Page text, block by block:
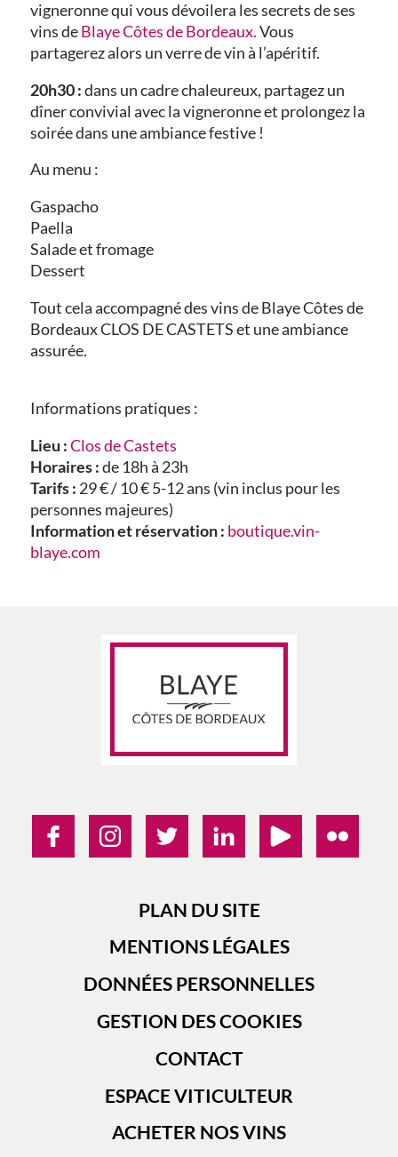
vigneronne qui vous dévoilera les secrets de ses
vins deBlaye Côtes de Bordeaux.Vous
partagerez alors un verre de vin à l’apéritif.
20h30 :dans un cadre chaleureux, partagez un
dîner convivial avec la vigneronne et prolongez la
soirée dans une ambiance festive !
Au menu :
Gaspacho
Paella
Salade et fromage
Dessert
Tout cela accompagné des vins de Blaye Côtes de
Bordeaux CLOS DE CASTETS et une ambiance
assurée.
Informations pratiques :
Lieu :Clos de Castets
Horaires :de 18h à 23h
Tarifs : 29 € / 10 € 5-12 ans (vin inclus pour les
personnes majeures)
Information et réservation : boutique.vin-
blaye.com
PLAN DU SITE
MENTIONS LÉGALES
DONNÉES PERSONNELLES
GESTION DES COOKIES
CONTACT
ESPACE VITICULTEUR
ACHETER NOS VINS